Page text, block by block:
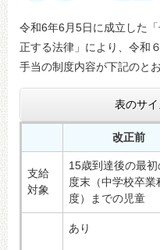
令和6年6月5日に成立した
正する法律」により、令和
手当の制度内容が下記のと
表のサ
改正前
支給
対象
15歳到達後の最
度末（中学校卒業
度）までの児童
あり